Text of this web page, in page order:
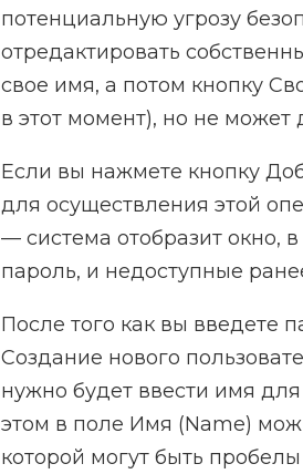
потенциальную угрозу
отредактировать
свое имя, а потом кнопку
в этот момент), но не может
Если вы нажмете кнопку
для осуществления этой
— система отобразит окно,
пароль, и недоступные
После того как вы введете
Создание нового
нужно будет ввести имя
этом в поле Имя (Name)
которой могут быть